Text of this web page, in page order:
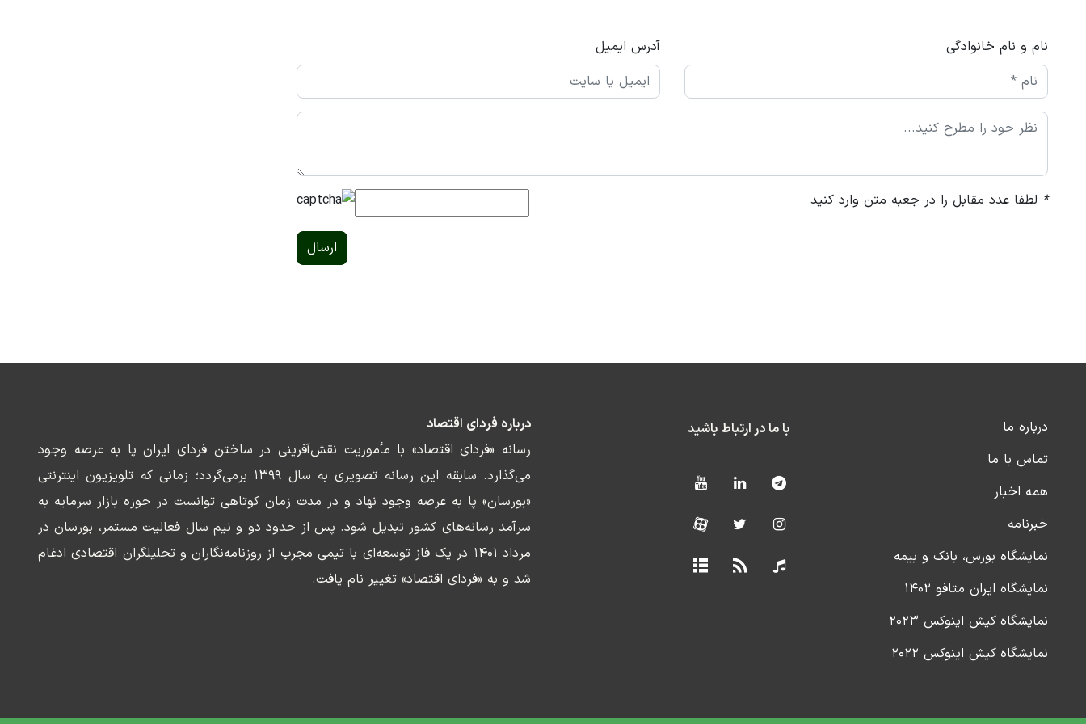
نام و نام خانوادگی آدرس ایمیل
* لطفا عدد مقابل را در جعبه متن وارد کنید
ارسال
درباره ما
تماس با ما
همه اخبار
خبرنامه
نمایشگاه بورس، بانک و بیمه
نمایشگاه ایران متافو ۱۴۰۲
نمایشگاه کیش اینوکس ۲۰۲۳
نمایشگاه کیش اینوکس ۲۰۲۲
با ما در ارتباط باشید
درباره فردای اقتصاد
رسانه «فردای اقتصاد» با مأموریت نقش‌آفرینی در ساختن فردای ایران پا به عرصه وجود
می‌گذارد. سابقه این رسانه تصویری به سال ۱۳۹۹ برمی‌گردد؛ زمانی که تلویزیون اینترنتی
«بورسان» پا به عرصه وجود نهاد و در مدت زمان کوتاهی توانست در حوزه بازار سرمایه به
سرآمد رسانه‌های کشور تبدیل شود. پس از حدود دو و نیم سال فعالیت مستمر، بورسان در
مرداد ۱۴۰۱ در یک فاز توسعه‌ای با تیمی مجرب از روزنامه‌نگاران و تحلیلگران اقتصادی ادغام
شد و به «فردای اقتصاد» تغییر نام یافت.